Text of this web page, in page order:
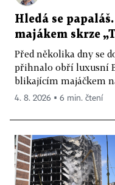
Hledá se
majákem skrze
Před několika dny se
přihnalo obří luxusní
blikajícím majáčkem
4. 8. 2026 ▪ 6 min. čtení